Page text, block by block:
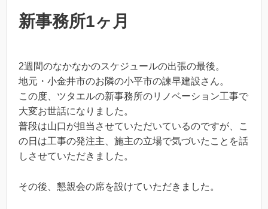
新事務所1ヶ月
2週間のなかなかのスケジュールの出張の最後。
地元・小金井市のお隣の小平市の諫早建設さん。
この度、ツタエルの新事務所のリノベーション工事で
大変お世話になりました。
普段は山口が担当させていただいているのですが、こ
の日は工事の発注主、施主の立場で気づいたことを話
しさせていただきました。
その後、懇親会の席を設けていただきました。